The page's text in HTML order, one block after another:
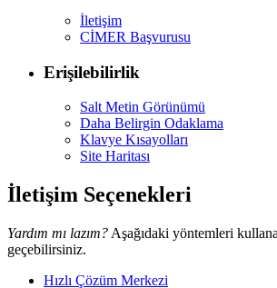
İletişim
CİMER Başvurusu
Erişilebilirlik
Salt Metin Görünümü
Daha Belirgin Odaklama
Klavye Kısayolları
Site Haritası
İletişim Seçenekleri
Yardım mı lazım? Aşağıdaki yöntemleri
geçebilirsiniz.
Hızlı Çözüm Merkezi